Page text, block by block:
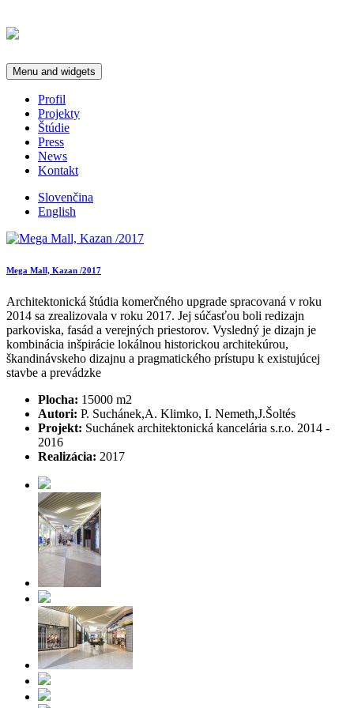
Menu and widgets
Profil
Projekty
Štúdie
Press
News
Kontakt
Slovenčina
English
Mega Mall, Kazan /2017
Architektonická štúdia komerčného upgrade spracovaná v roku
2014 sa zrealizovala v roku 2017. Jej súčasťou boli redizajn
parkoviska, fasád a verejných priestorov. Vysledný je dizajn je
kombinácia inšpirácie lokálnou historickou architekúrou,
škandinávskeho dizajnu a pragmatického prístupu k existujúcej
stavbe a prevádzke
Plocha: 15000 m2
Autori: P. Suchánek,A. Klimko, I. Nemeth,J.Šoltés
Projekt: Suchánek architektonická kancelária s.r.o. 2014 -
2016
Realizácia: 2017